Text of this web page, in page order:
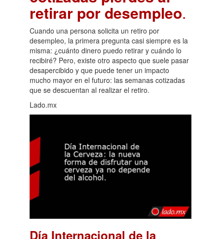
retirar por desempleo.
Cuando una persona solicita un retiro por
desempleo, la primera pregunta casi siempre es la
misma: ¿cuánto dinero puedo retirar y cuándo lo
recibiré? Pero, existe otro aspecto que suele pasar
desapercibido y que puede tener un impacto
mucho mayor en el futuro: las semanas cotizadas
que se descuentan al realizar el retiro.
Lado.mx
Día Internacional de la